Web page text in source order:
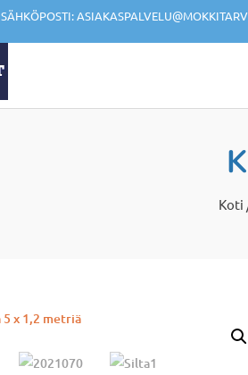
SÄHKÖPOSTI:
Koti